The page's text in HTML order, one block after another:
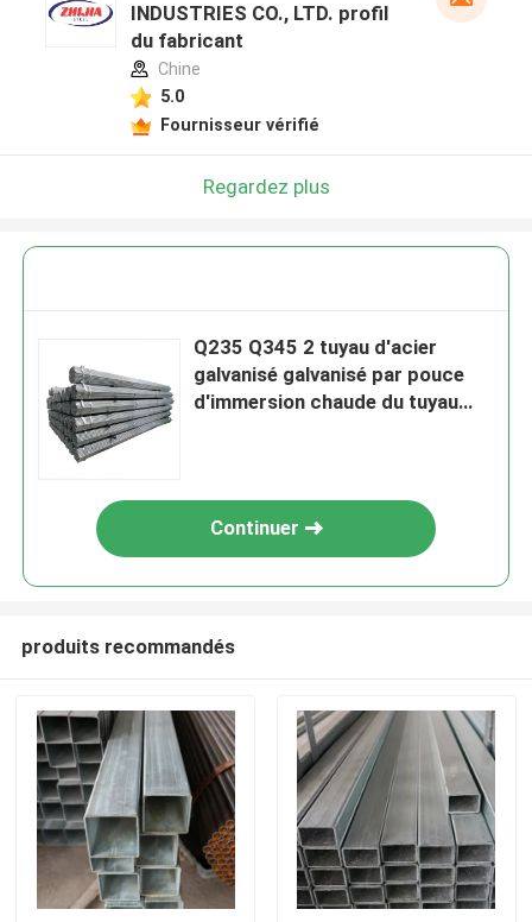
INDUSTRIES CO., LTD. profil
du fabricant
Chine
5.0
Fournisseur vérifié
Regardez plus
Q235 Q345 2 tuyau d'acier
galvanisé galvanisé par pouce
d'immersion chaude du tuyau
Continuer
produits recommandés